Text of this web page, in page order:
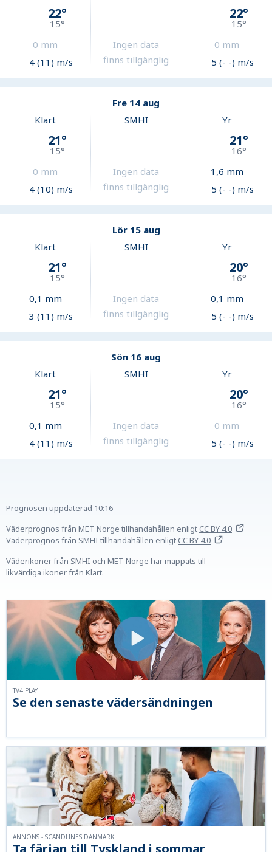
22°
15°
0 mm
4 (11) m/s
Ingen data
finns tillgänglig
22°
15°
0 mm
5 (- -) m/s
Fre 14 aug
Klart
21°
15°
0 mm
4 (10) m/s
SMHI
Ingen data
finns tillgänglig
Yr
21°
16°
1,6 mm
5 (- -) m/s
Lör 15 aug
Klart
21°
15°
0,1 mm
3 (11) m/s
SMHI
Ingen data
finns tillgänglig
Yr
20°
16°
0,1 mm
5 (- -) m/s
Sön 16 aug
Klart
21°
15°
0,1 mm
4 (11) m/s
SMHI
Ingen data
finns tillgänglig
Yr
20°
16°
0 mm
5 (- -) m/s
Prognosen uppdaterad 10:16
Väderprognos från MET Norge tillhandahållen enligtCC BY 4.0
Väderprognos från SMHI tillhandahållen enligtCC BY 4.0
Väderikoner från SMHI och MET Norge har mappats till
likvärdiga ikoner från Klart.
Se den senaste vädersändningen
TV4 PLAY
ANNONS - SCANDLINES DANMARK